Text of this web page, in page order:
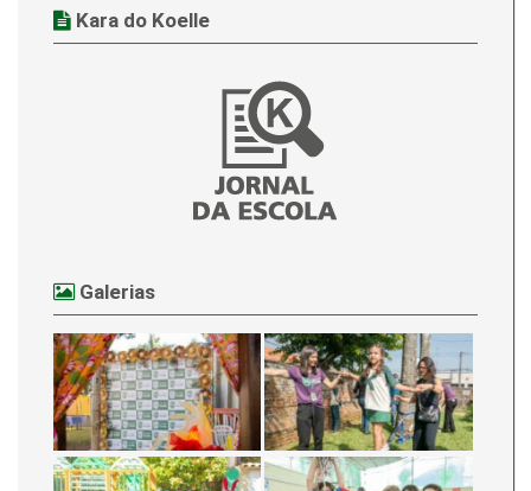
Kara do Koelle
Galerias